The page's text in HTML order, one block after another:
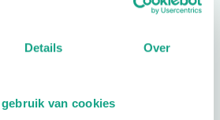
Details Over
van cookies
review